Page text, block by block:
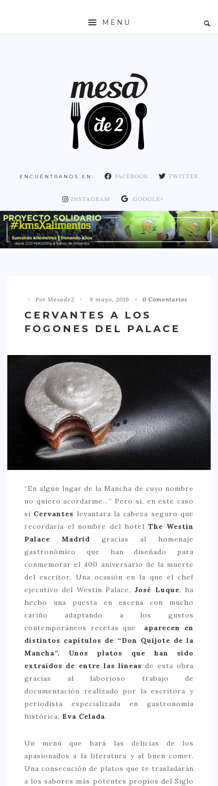
MENU
COMUNIDAD DE MADRID
DISTRITO ARGANZUELA
DISTRITO CHAMARTÍN
DISTRITO CHAMBERÍ
DISTRITO HORTALEZA
DISTRITO RETIRO
DISTRITO SALAMANCA
DISTRITO TETUÁN
TIPO DE COMIDA
AMERICANA
ASIÁTICA
CARNES
CREATIVA
DULCE
INDIA
ITALIANA
LATINA
SALUDABLE
TAPAS
PRECIO
25 – 50 €
> 50 €
LIFESTYLE
CONOCIENDO A …
ESCAPADAS
EVENTOS POP UP
ENCUÉNTRANOS EN: FACEBOOK TWITTER
INSTAGRAM GOOGLE+
Por Mesade2 9 mayo, 2016 0 Comentarios
CERVANTES A LOS
FOGONES DEL PALACE
“En algún lugar de la Mancha de cuyo nombre
no quiero acordarme…” Pero sí, en este caso
si Cervantes levantara la cabeza seguro que
recordaría el nombre del hotel The Westin
Palace Madrid gracias al homenaje
gastronómico que han diseñado para
conmemorar el 400 aniversario de la muerte
del escritor. Una ocasión en la que el chef
ejecutivo del Westin Palace, José Luque, ha
hecho una puesta en escena con mucho
cariño adaptando a los gustos
contemporáneos recetas que aparecen en
distintos capítulos de “Don Quijote de la
Mancha”. Unos platos que han sido
extraídos de entre las líneas de esta obra
gracias al laborioso trabajo de
documentación realizado por la escritora y
periodista especializada en gastronomía
histórica, Eva Celada.
Un menú que hará las delicias de los
apasionados a la literatura y al buen comer.
Una consecución de platos que te trasladarán
a los sabores más potentes propios del Siglo